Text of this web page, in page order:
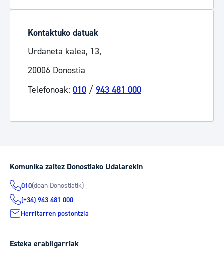
Kontaktuko datuak
Urdaneta kalea, 13,
20006 Donostia
Telefonoak: 010 / 943 481 000
Komunika zaitez Donostiako Udalarekin
010(doan Donostiatik)
(+34) 943 481 000
Herritarren postontzia
Esteka erabilgarriak